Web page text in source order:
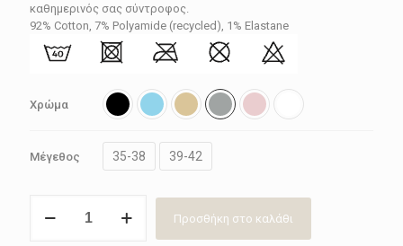
καθημερινός σας σύντροφος.
92% Cotton, 7% Polyamide (recycled), 1% Elastane
Χρώμα
Μέγεθος 35-38 39-42
γυναικεία
Προσθήκη στο καλάθι